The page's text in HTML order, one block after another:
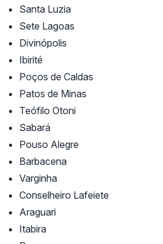
Santa Luzia
Sete Lagoas
Divinópolis
Ibirité
Poços de Caldas
Patos de Minas
Teófilo Otoni
Sabará
Pouso Alegre
Barbacena
Varginha
Conselheiro Lafeiete
Araguari
Itabira